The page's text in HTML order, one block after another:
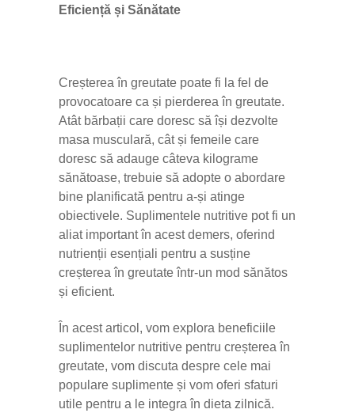
Eficiență și Sănătate
Creșterea în greutate poate fi la fel de
provocatoare ca și pierderea în greutate.
Atât bărbații care doresc să își dezvolte
masa musculară, cât și femeile care
doresc să adauge câteva kilograme
sănătoase, trebuie să adopte o abordare
bine planificată pentru a-și atinge
obiectivele. Suplimentele nutritive pot fi un
aliat important în acest demers, oferind
nutrienții esențiali pentru a susține
creșterea în greutate într-un mod sănătos
și eficient.
În acest articol, vom explora beneficiile
suplimentelor nutritive pentru creșterea în
greutate, vom discuta despre cele mai
populare suplimente și vom oferi sfaturi
utile pentru a le integra în dieta zilnică.